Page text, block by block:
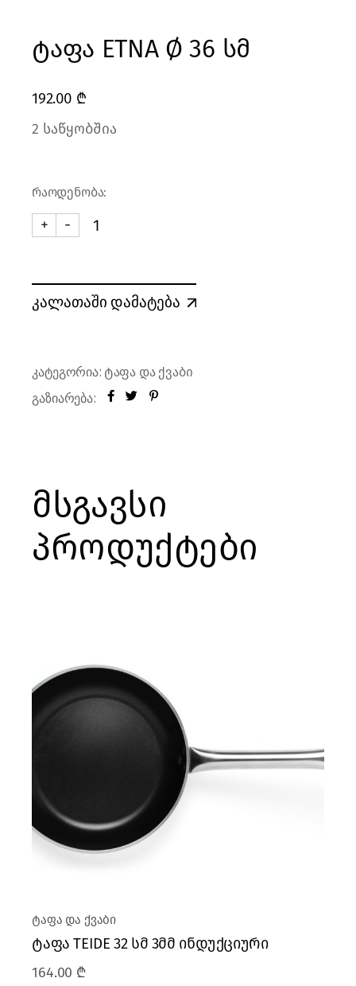
ტაფა ETNA Ø 36 სმ
192.00 ₾
2 საწყობშია
რაოდენობა:
ტაფა ETNA Ø 36 სმ quantity
-
+
კალათაში დამატება
კატეგორია: ტაფა და ქვაბი
გაზიარება:
მსგავსი
პროდუქტები
ტაფა და ქვაბი
ტაფა TEIDE 32 სმ 3მმ ინდუქციური
164.00 ₾